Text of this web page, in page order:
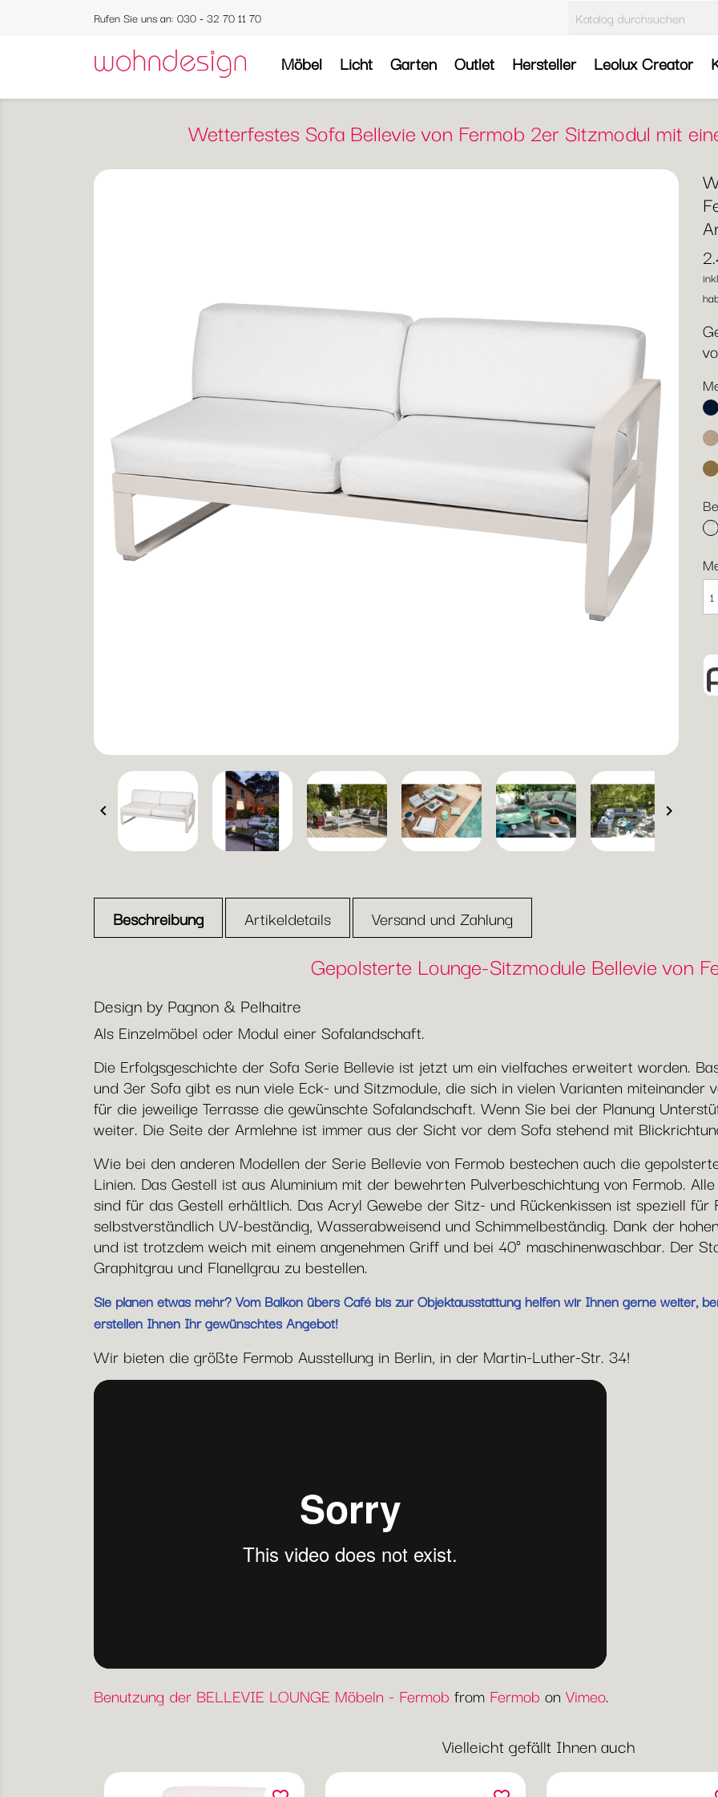
Rufen Sie uns an: 030 - 32 70 11 70
Möbel Licht Garten Outlet Hersteller Leolux Creator
Wetterfestes Sofa Bellevie von Fermob 2er Sitzmodul mit
 
Beschreibung Artikeldetails Versand und Zahlung
Gepolsterte Lounge-Sitzmodule Bellevie von
Design by Pagnon & Pelhaitre
Als Einzelmöbel oder Modul einer Sofalandschaft.
Die Erfolgsgeschichte der Sofa Serie Bellevie ist jetzt um ein vielfaches erweitert worden.
und 3er Sofa gibt es nun viele Eck- und Sitzmodule, die sich in vielen Varianten miteinander
für die jeweilige Terrasse die gewünschte Sofalandschaft. Wenn Sie bei der Planung
weiter. Die Seite der Armlehne ist immer aus der Sicht vor dem Sofa stehend mit
Wie bei den anderen Modellen der Serie Bellevie von Fermob bestechen auch die
Linien. Das Gestell ist aus Aluminium mit der bewehrten Pulverbeschichtung von Fermob.
sind für das Gestell erhältlich. Das Acryl Gewebe der Sitz- und Rückenkissen ist speziell für
selbstverständlich UV-beständig, Wasserabweisend und Schimmelbeständig. Dank der
und ist trotzdem weich mit einem angenehmen Griff und bei 40° maschinenwaschbar. Der
Graphitgrau und Flanellgrau zu bestellen.
Sie planen etwas mehr? Vom Balkon übers Café bis zur Objektausstattung helfen wir Ihnen gerne weiter,
erstellen Ihnen Ihr gewünschtes Angebot!
Wir bieten die größte Fermob Ausstellung in Berlin, in der Martin-Luther-Str. 34!
Benutzung der BELLEVIE LOUNGE Möbeln - Fermob from Fermob on Vimeo.
Vielleicht gefällt Ihnen auch